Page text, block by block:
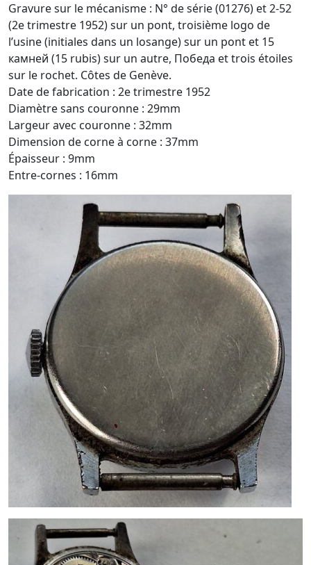
Gravure sur le mécanisme : N° de série (01276) et 2-52
(2e trimestre 1952) sur un pont, troisième logo de
l’usine (initiales dans un losange) sur un pont et 15
камней (15 rubis) sur un autre, Победа et trois étoiles
sur le rochet. Côtes de Genève.
Date de fabrication : 2e trimestre 1952
Diamètre sans couronne : 29mm
Largeur avec couronne : 32mm
Dimension de corne à corne : 37mm
Épaisseur : 9mm
Entre-cornes : 16mm